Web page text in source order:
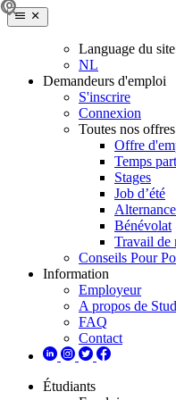
Language du
NL
Demandeurs d'emploi
S'inscrire
Connexion
Toutes nos
Offre
Temps
Stages
Job d’été
Bénévolat
Travail de
Conseils Pour
Information
Employeur
A propos de
FAQ
Contact
Étudiants